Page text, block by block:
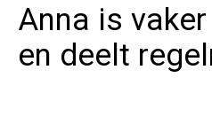
Anna is
en deelt